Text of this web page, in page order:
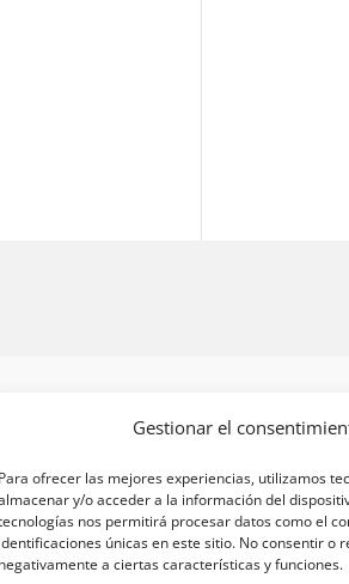
Gestionar el
Para ofrecer las mejores experiencias, utilizamos
y/o acceder a la información del
nos permitirá procesar datos como el
identificaciones únicas en este sitio. No consentir o
negativamente a ciertas características y funciones.